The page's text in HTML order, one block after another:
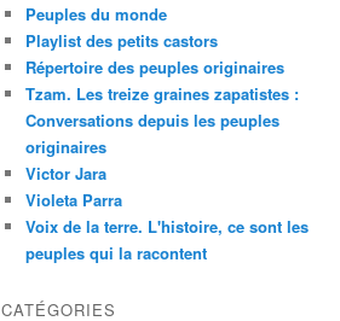
Peuples du monde
Playlist des petits castors
Répertoire des peuples originaires
Tzam. Les treize graines zapatistes :
Conversations depuis les peuples
originaires
Victor Jara
Violeta Parra
Voix de la terre. L'histoire, ce sont les
peuples qui la racontent
CATÉGORIES